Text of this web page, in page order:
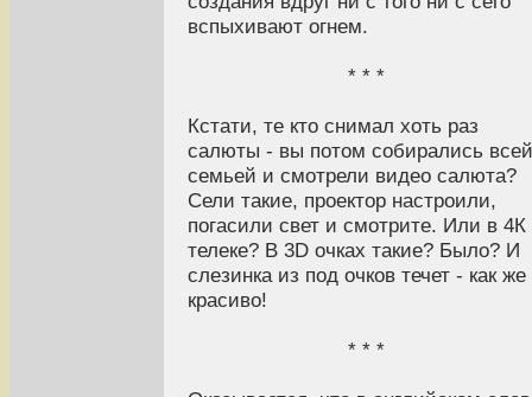
вспыхивают огнем.
* * *
Кстати, те кто снимал хоть раз
салюты - вы потом собирались всей
семьей и смотрели видео салюта?
Сели такие, проектор настроили,
погасили свет и смотрите. Или в 4К
телеке? В 3D очках такие? Было? И
слезинка из под очков течет - как же
красиво!
* * *